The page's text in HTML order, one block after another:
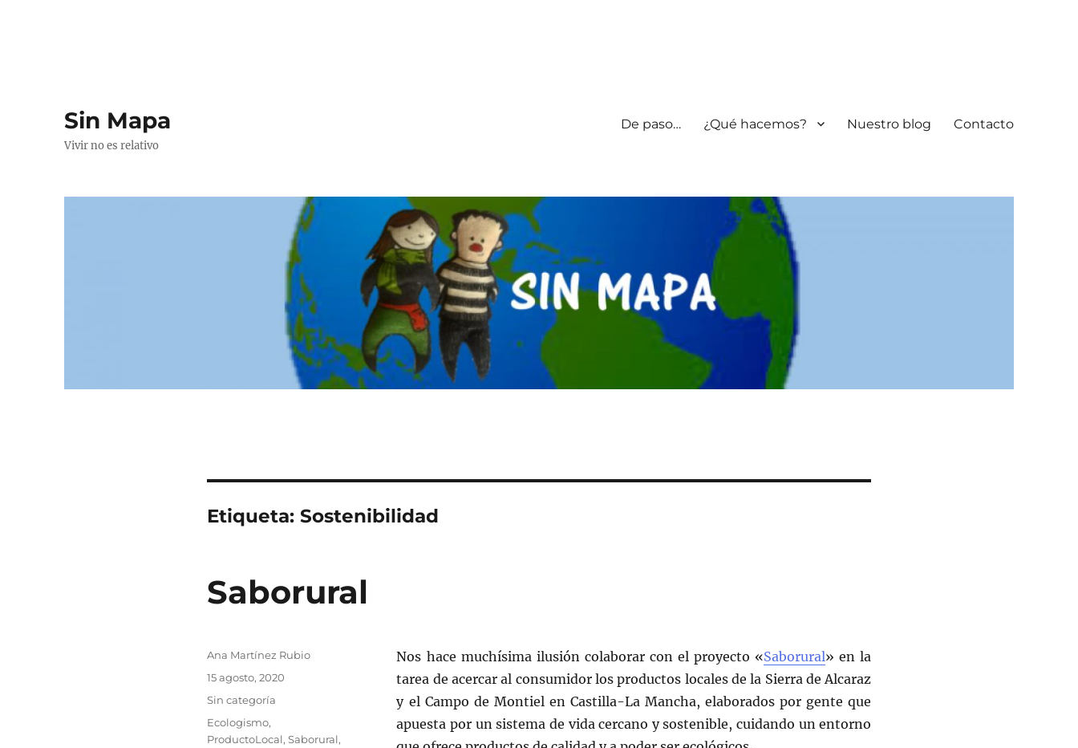
Sin Mapa
Vivir no es relativo
De paso… ¿Qué hacemos? Nuestro blog Contacto
Etiqueta: Sostenibilidad
Saborural
Nos hace muchísima ilusión colaborar con el proyecto «Saborural» en la
tarea de acercar al consumidor los productos locales de la Sierra de Alcaraz
y el Campo de Montiel en Castilla-La Mancha, elaborados por gente que
apuesta por un sistema de vida cercano y sostenible, cuidando un entorno
Autor
Ana Martínez Rubio
Publicado
el
15 agosto, 2020
Categorías
Sin categoría
Etiquetas
Ecologismo,
ProductoLocal, Saborural,